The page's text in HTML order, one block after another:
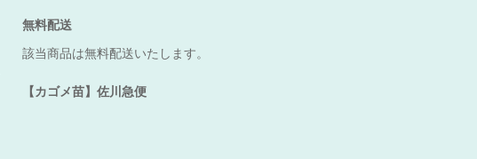
無料配送
該当商品は無料配送いたします。
【カゴメ苗】佐川急便